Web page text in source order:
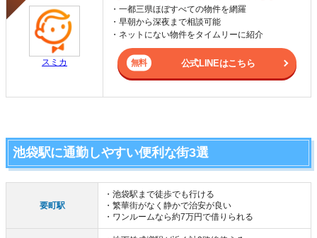
スミカ
・一都三県ほぼすべての物件を網羅
・早朝から深夜まで相談可能
・ネットにない物件をタイムリーに紹介
公式LINEはこちら
池袋駅に通勤しやすい便利な街3選
要町駅
・池袋駅まで徒歩でも行ける
・繁華街がなく静かで治安が良い
・ワンルームなら約7万円で借りられる